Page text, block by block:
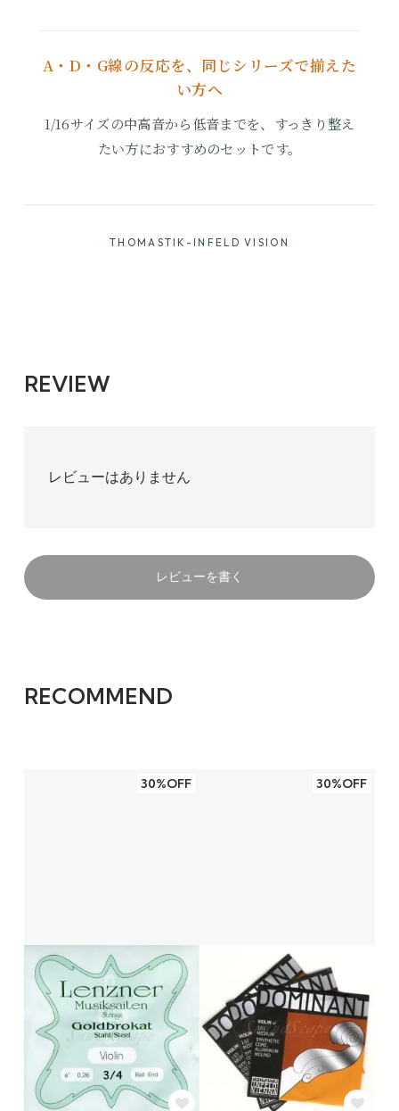
A・D・G線の反応を、同じシリーズで揃えた
い方へ
1/16サイズの中高音から低音までを、すっきり整え
たい方におすすめのセットです。
THOMASTIK-INFELD VISION
REVIEW
レビューはありません
レビューを書く
RECOMMEND
30%OFF 30%OFF